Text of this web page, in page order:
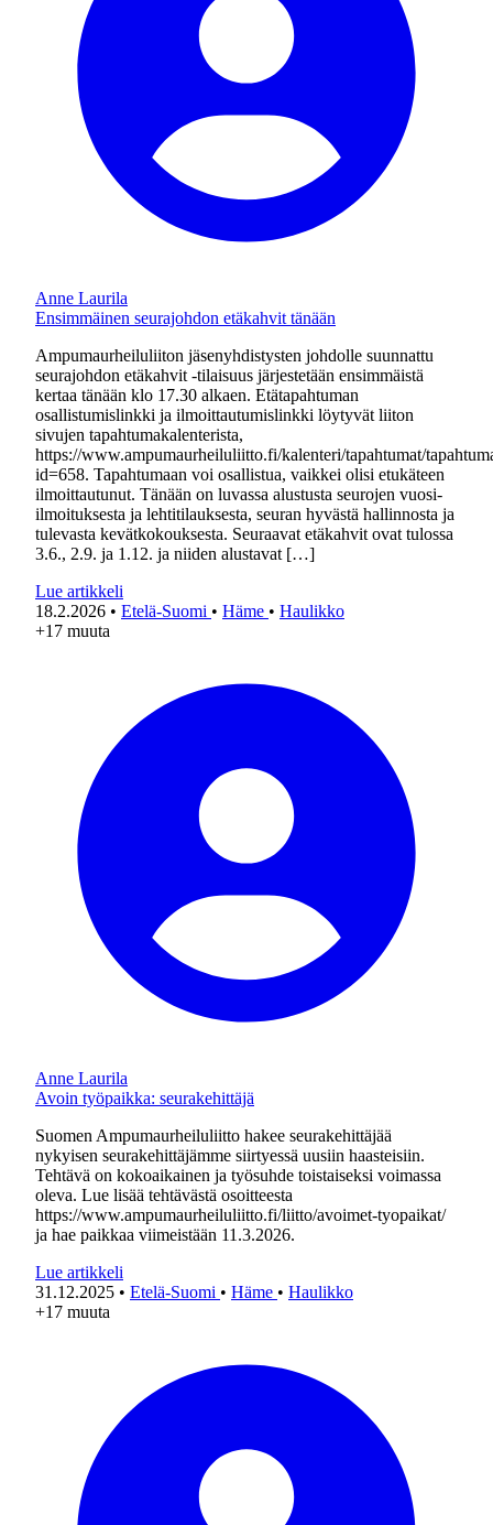
Anne Laurila
Ensimmäinen seurajohdon etäkahvit tänään
Ampumaurheiluliiton jäsenyhdistysten johdolle suunnattu
seurajohdon etäkahvit -tilaisuus järjestetään ensimmäistä
kertaa tänään klo 17.30 alkaen. Etätapahtuman
osallistumislinkki ja ilmoittautumislinkki löytyvät liiton
sivujen tapahtumakalenterista,
https://www.ampumaurheiluliitto.fi/kalenteri/tapahtumat/
id=658. Tapahtumaan voi osallistua, vaikkei olisi etukäteen
ilmoittautunut. Tänään on luvassa alustusta seurojen vuosi-
ilmoituksesta ja lehtitilauksesta, seuran hyvästä hallinnosta ja
tulevasta kevätkokouksesta. Seuraavat etäkahvit ovat tulossa
3.6., 2.9. ja 1.12. ja niiden alustavat […]
Lue artikkeli
18.2.2026 • Etelä-Suomi • Häme • Haulikko
+17 muuta
Anne Laurila
Avoin työpaikka: seurakehittäjä
Suomen Ampumaurheiluliitto hakee seurakehittäjää
nykyisen seurakehittäjämme siirtyessä uusiin haasteisiin.
Tehtävä on kokoaikainen ja työsuhde toistaiseksi voimassa
oleva. Lue lisää tehtävästä osoitteesta
https://www.ampumaurheiluliitto.fi/liitto/avoimet-tyopaikat/
ja hae paikkaa viimeistään 11.3.2026.
Lue artikkeli
31.12.2025 • Etelä-Suomi • Häme • Haulikko
+17 muuta